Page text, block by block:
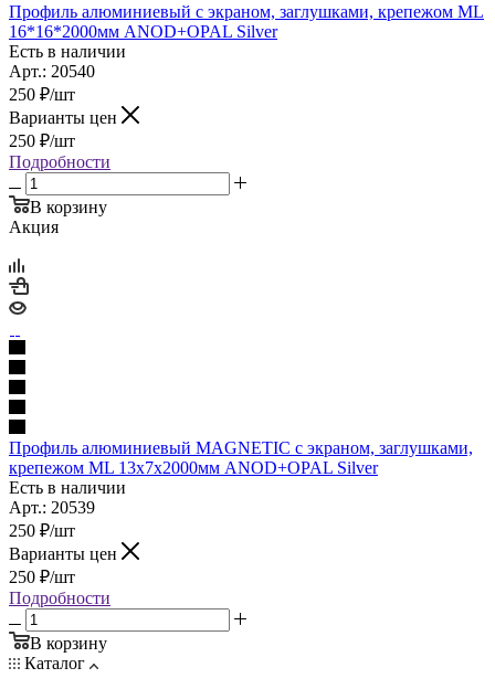
Профиль алюминиевый с экраном, заглушками, крепежом ML
16*16*2000мм ANOD+OPAL Silver
Есть в наличии
Арт.: 20540
250 ₽/шт
Варианты цен
250 ₽/шт
Подробности
В корзину
Акция
Профиль алюминиевый MAGNETIC с экраном, заглушками,
крепежом ML 13х7х2000мм ANOD+OPAL Silver
Есть в наличии
Арт.: 20539
250 ₽/шт
Варианты цен
250 ₽/шт
Подробности
В корзину
Каталог